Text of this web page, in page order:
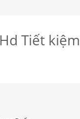
Tiết